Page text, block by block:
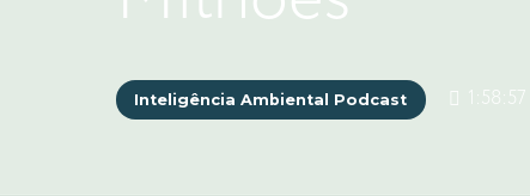
Inteligência Ambiental Podcast 1:58:57